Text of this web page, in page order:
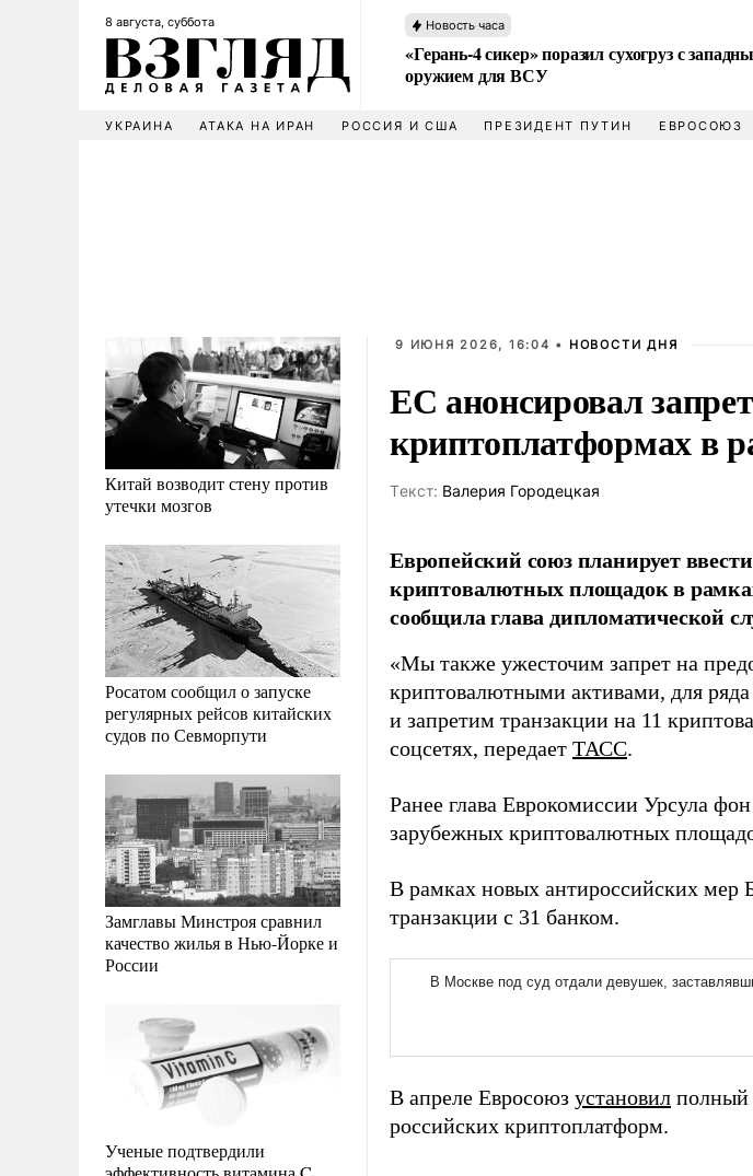
8 августа, суббота Новость часа
«Герань-4 сикер» поразил сухогруз с
оружием для ВСУ
УКРАИНА АТАКА НА ИРАН РОССИЯ И США ПРЕЗИДЕНТ ПУТИН ЕВРОСОЮЗ
Китай возводит стену против
утечки мозгов
Росатом сообщил о запуске
регулярных рейсов китайских
судов по Севморпути
Замглавы Минстроя сравнил
качество жилья в Нью-Йорке и
России
Ученые подтвердили
9 ИЮНЯ 2026, 16:04 • НОВОСТИ ДНЯ
ЕС анонсировал
криптоплатформах в
Tекст: Валерия Городецкая
Европейский союз планирует
криптовалютных площадок в
сообщила глава дипломатической
«Мы также ужесточим запрет на
криптовалютными активами, для
и запретим транзакции на 11
соцсетях, передает ТАСС.
Ранее глава Еврокомиссии Урсула
зарубежных криптовалютных
В рамках новых антироссийских мер
транзакции с 31 банком.
В апреле Евросоюз установил полный
российских криптоплатформ.